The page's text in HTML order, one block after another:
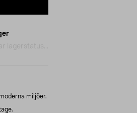
miljöer.